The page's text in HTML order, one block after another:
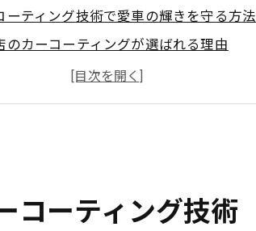
ーティング技術で愛車の輝きを守る方法
のカーコーティングが選ばれる理由
理から始めるカーコーティングの重要性
境で差がつくカーコーティングの工夫
格保有者が実現する高品質な仕上がり
コーティング技術